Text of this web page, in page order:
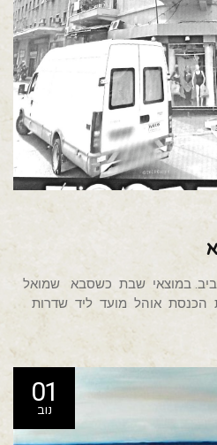
במוצאי שבת כשסבא שמואל
הכנסת אוהל מועד ליד שדרות
01
נוב